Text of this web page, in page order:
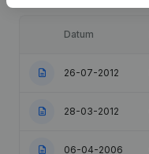
Datum
26-07-2012
28-03-2012
06-04-2006